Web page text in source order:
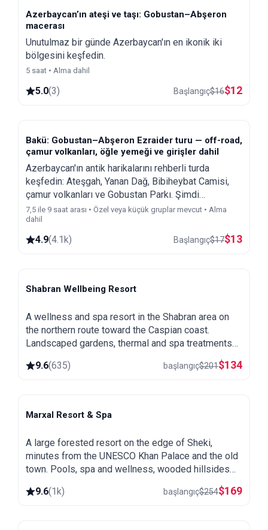
Azerbaycan’ın ateşi ve taşı: Gobustan–Abşeron
macerası
Unutulmaz bir günde Azerbaycan'ın en ikonik iki
bölgesini keşfedin.
5 saat • Alma dahil
5.0(3) Başlangıç$16$12
Bakü: Gobustan–Abşeron Ezraider turu — off-road,
çamur volkanları, öğle yemeği ve girişler dahil
Azerbaycan'ın antik harikalarını rehberli turda
keşfedin: Ateşgah, Yanan Dağ, Bibiheybat Camisi,
çamur volkanları ve Gobustan Parkı. Şimdi
rezervasyon yapın ve Bakü şehir ile gece turunu
ücretsiz kazanın!
7,5 ile 9 saat arası • Özel veya küçük gruplar mevcut • Alma
dahil
4.9(4.1k) Başlangıç$17$13
Shabran
Shabran Wellbeing Resort
A wellness and spa resort in the Shabran area on
the northern route toward the Caspian coast.
Landscaped gardens, thermal and spa treatments
9.6(635) başlangıç$201$134
Sheki
Marxal Resort & Spa
A large forested resort on the edge of Sheki,
minutes from the UNESCO Khan Palace and the old
town. Pools, spa and wellness, wooded hillsides
and a great base for exploring northern Azerbaijan.
9.6(1k) başlangıç$254$169